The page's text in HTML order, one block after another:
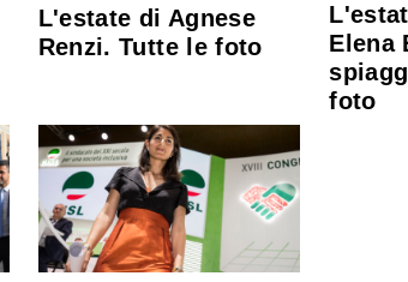
L'estate di Agnese
Renzi. Tutte le foto
Elena
foto